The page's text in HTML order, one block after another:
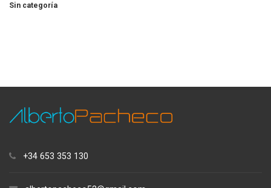
Sin categoría
+34 653 353 130